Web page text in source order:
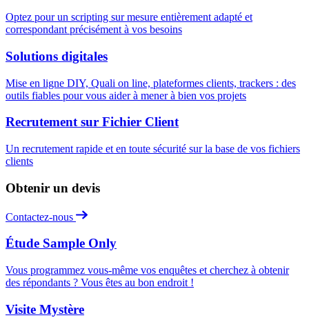
Optez pour un scripting sur mesure entièrement adapté et
correspondant précisément à vos besoins
Solutions digitales
Mise en ligne DIY, Quali on line, plateformes clients, trackers : des
outils fiables pour vous aider à mener à bien vos projets
Recrutement sur Fichier Client
Un recrutement rapide et en toute sécurité sur la base de vos fichiers
clients
Obtenir un devis
Contactez-nous
Étude Sample Only
Vous programmez vous-même vos enquêtes et cherchez à obtenir
des répondants ? Vous êtes au bon endroit !
Visite Mystère